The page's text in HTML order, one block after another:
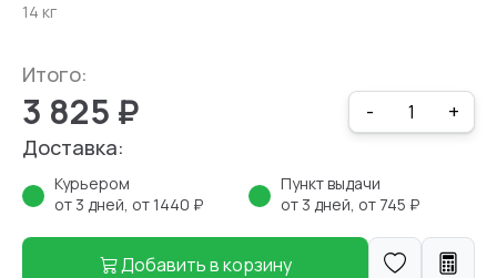
14 кг
Итого:
3 825 ₽ -
+
Доставка:
Курьером
от 3 дней, от 1440 ₽
Пункт выдачи
от 3 дней, от 745 ₽
Добавить в корзину